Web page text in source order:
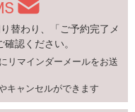
替わり、「ご予約完了メ
認ください。
リマインダーメールをお送
キャンセルができます